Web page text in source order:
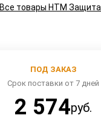
Все товары НТМ Защита
ПОД ЗАКАЗ
Срок поставки от 7 дней
2 574руб.